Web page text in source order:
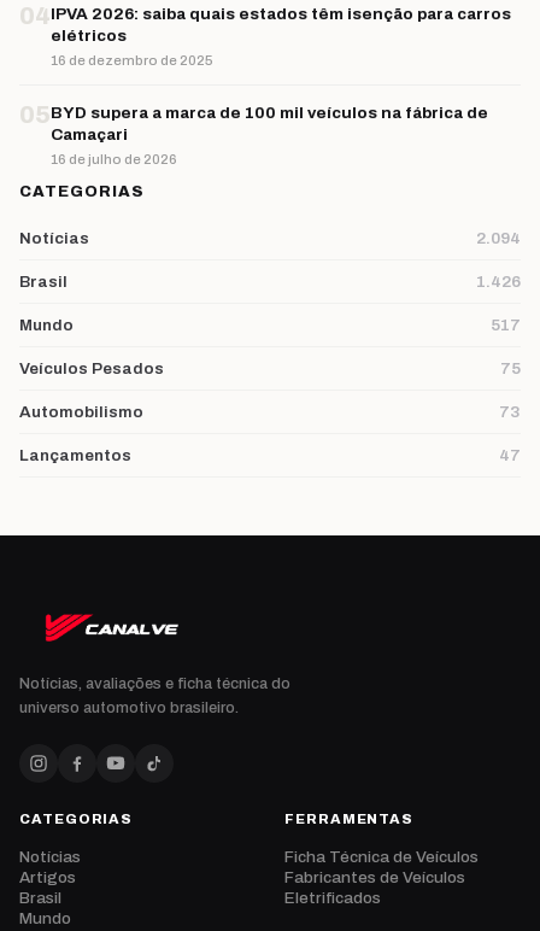
04IPVA 2026: saiba quais estados têm isenção para carros
elétricos
16 de dezembro de 2025
05BYD supera a marca de 100 mil veículos na fábrica de
Camaçari
16 de julho de 2026
CATEGORIAS
Notícias 2.094
Brasil 1.426
Mundo 517
Veículos Pesados 75
Automobilismo 73
Lançamentos 47
Notícias, avaliações e ficha técnica do
universo automotivo brasileiro.
CATEGORIAS
Notícias
Artigos
Brasil
Mundo
FERRAMENTAS
Ficha Técnica de Veículos
Fabricantes de Veículos
Eletrificados